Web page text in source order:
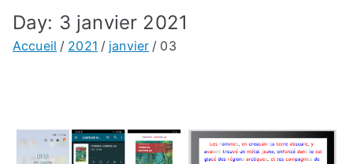
Day: 3 janvier 2021
Accueil 2021 janvier 03